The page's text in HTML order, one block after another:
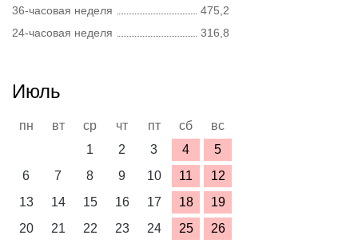
36-часовая неделя
475,2
24-часовая неделя
316,8
Июль
пн вт ср чт пт сб
вс
1
2 3 4
5
6
7 8 9 10 11
12
13
14 15 16 17 18
19
20
21 22 23 24 25
26